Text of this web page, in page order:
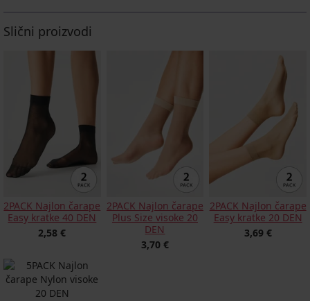
Slični proizvodi
2PACK Najlon čarape
Easy kratke 40 DEN
2,58 €
2PACK Najlon čarape
Plus Size visoke 20
DEN
3,70 €
2PACK Najlon čarape
Easy kratke 20 DEN
3,69 €